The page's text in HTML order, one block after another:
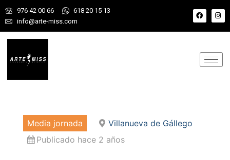
976 42 00 66
618 20 15 13
info@arte-miss.com
Media jornada
Villanueva de Gállego
Publicado hace 2 años